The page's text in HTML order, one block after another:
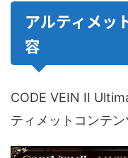
アルティメッ
容
CODE VEIN II
ティメットコンテン